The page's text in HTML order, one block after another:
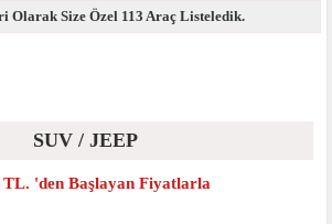
Olarak Size Özel 113 Araç Listeledik.
SUV / JEEP
TL. 'den Başlayan Fiyatlarla